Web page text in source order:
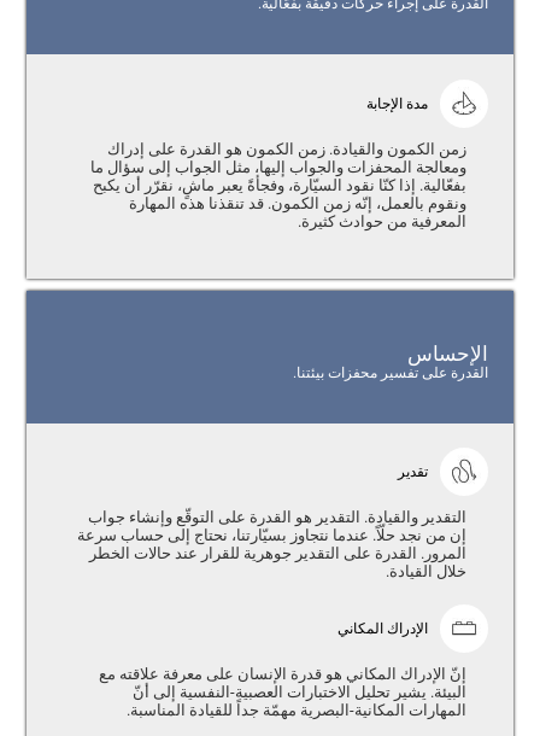
القدرة على إجراء حركات دقيقة بفعّالية.
مدة الإجابة
زمن الكمون والقيادة. زمن الكمون هو القدرة على إدراك
ومعالجة المحفزات والجواب إليها، مثل الجواب إلى سؤال ما
بفعّالية. إذا كنّا نقود السيّارة، وفجأةً يعبر ماشٍ، نقرّر أن يكبح
ونقوم بالعمل، إنّه زمن الكمون. قد تنقذنا هذه المهارة
المعرفية من حوادث كثيرة.
الإحساس
القدرة على تفسير محفزات بيئتنا.
تقدير
التقدير والقيادة. التقدير هو القدرة على التوقّع وإنشاء جواب
إن من نجد حلّاً. عندما نتجاوز بسيّارتنا، نحتاج إلى حساب سرعة
المرور. القدرة على التقدير جوهرية للقرار عند حالات الخطر
خلال القيادة.
الإدراك المكاني
إنّ الإدراك المكاني هو قدرة الإنسان على معرفة علاقته مع
البيئة. يشير تحليل الاختبارات العصبية-النفسية إلى أنّ
المهارات المكانية-البصرية مهمّة جداً للقيادة المناسبة.